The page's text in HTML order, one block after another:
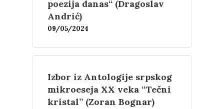
poezija danas“ (Dragoslav
Andrić)
09/05/2024
Izbor iz Antologije srpskog
mikroeseja XX veka “Tečni
kristal” (Zoran Bognar)
Film
Novosti
Skup “Estetika
Kontakt